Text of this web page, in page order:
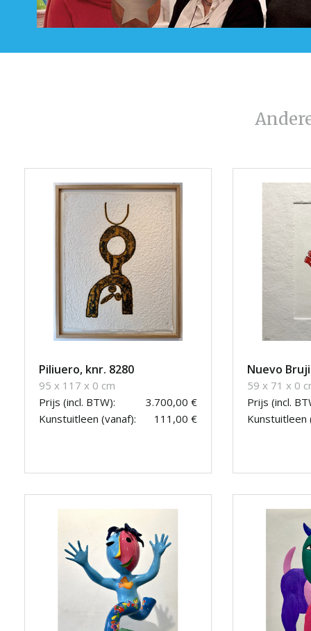
Piliuero, knr. 8280
95 x 117 x 0 cm
Prijs (incl. BTW):
3.700,00 €
Kunstuitleen (vanaf):
111,00 €
Nuevo
59 x 71 x 0
Prijs (incl.
Kunstuitleen